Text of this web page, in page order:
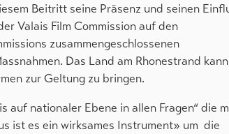
Beitritt seine Präsenz und seinen
Valais Film Commission auf den
zusammengeschlossenen
Das Land am Rhonestrand kann
zur Geltung zu bringen.
auf nationaler Ebene in allen Fragen“ die
ist es ein wirksames Instrument» um die